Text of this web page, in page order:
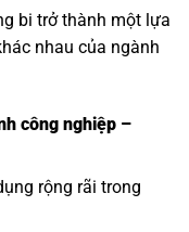
bi trở thành một lựa
nhau của ngành
công nghiệp –
rộng rãi trong